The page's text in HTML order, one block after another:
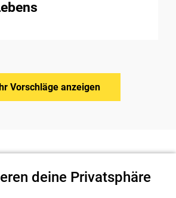
Vorschläge anzeigen
deine Privatsphäre